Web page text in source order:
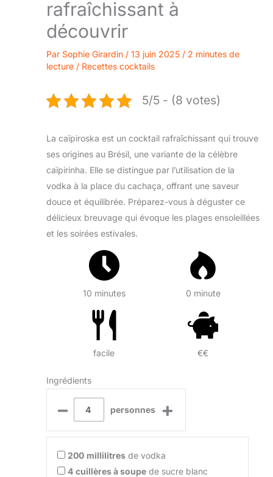
rafraîchissant à
découvrir
Par Sophie Girardin / 13 juin 2025 / 2 minutes de
lecture / Recettes cocktails
5/5 - (8 votes)
La caïpiroska est un cocktail rafraîchissant qui trouve
ses origines au Brésil, une variante de la célèbre
caïpirinha. Elle se distingue par l’utilisation de la
vodka à la place du cachaça, offrant une saveur
douce et équilibrée. Préparez-vous à déguster ce
délicieux breuvage qui évoque les plages ensoleillées
et les soirées estivales.
10 minutes 0 minute
facile €€
Ingrédients
– personnes +
200 millilitres de vodka
4 cuillères à soupe de sucre blanc